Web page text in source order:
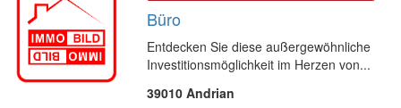
Büro
Entdecken Sie diese außergewöhnliche
Investitionsmöglichkeit im Herzen von...
39010 Andrian